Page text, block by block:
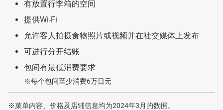
有放置行李箱的空间
提供Wi-Fi
允许客人拍摄食物照片或视频并在社交媒体上发布
可进行分开结账
包间有最低消费要求
※每个包间至少消费6万日元
※菜单内容、价格及店铺信息均为2024年3月的数据。